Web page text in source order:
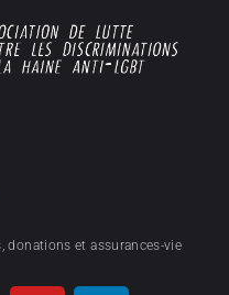
donations et assurances-vie